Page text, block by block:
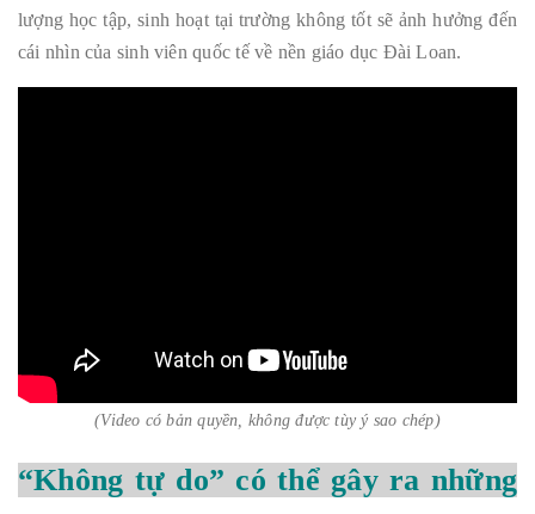
lượng học tập, sinh hoạt tại trường không tốt sẽ ảnh hưởng đến
cái nhìn của sinh viên quốc tế về nền giáo dục Đài Loan.
(Video có bản quyền, không được tùy ý sao chép)
“Không tự do” có thể gây ra những